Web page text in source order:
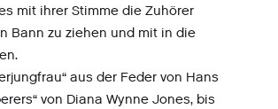
mit ihrer Stimme die Zuhörer
Bann zu ziehen und mit in die
aus der Feder von Hans
von Diana Wynne Jones, bis